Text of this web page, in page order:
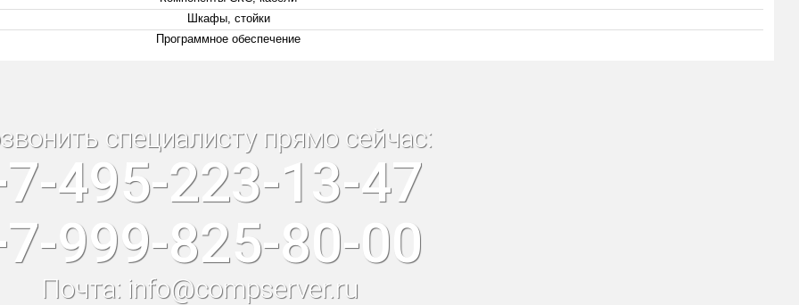
Шкафы, стойки
Программное обеспечение
специалисту прямо сейчас:
495-223-13-47
999-825-80-00
Почта: info@compserver.ru